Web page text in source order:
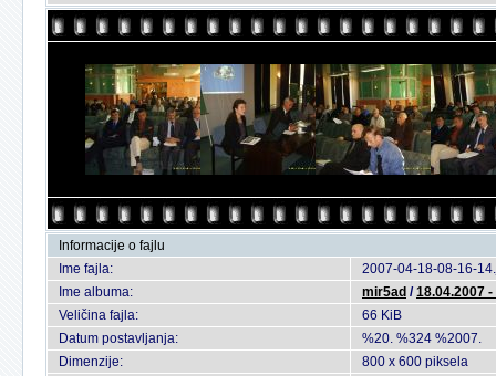
Informacije o fajlu
Ime fajla:
2007-04-18-08-16-
Ime albuma:
mir5ad /18.04.2007
Veličina fajla:
66 KiB
Datum postavljanja:
%20. %324 %2007.
Dimenzije:
800 x 600 piksela